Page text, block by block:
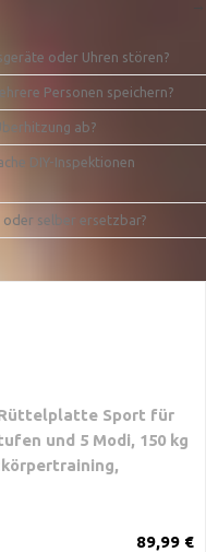
oder Uhren stören?
Personen speichern?
ab?
DIY-Inspektionen
selber ersetzbar?
Sport für
und 5 Modi, 150 kg
89,99 €